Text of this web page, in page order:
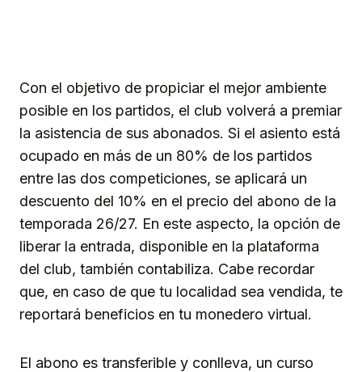
Con el objetivo de propiciar el mejor ambiente
posible en los partidos, el club volverá a premiar
la asistencia de sus abonados. Si el asiento está
ocupado en más de un 80% de los partidos
entre las dos competiciones, se aplicará un
descuento del 10% en el precio del abono de la
temporada 26/27. En este aspecto, la opción de
liberar la entrada, disponible en la plataforma
del club, también contabiliza. Cabe recordar
que, en caso de que tu localidad sea vendida, te
reportará beneficios en tu monedero virtual.
El abono es transferible y conlleva, un curso